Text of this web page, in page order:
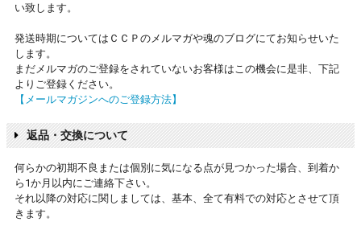
い致します。
発送時期についてはＣＣＰのメルマガや魂のブログにてお知らせいた
します。
まだメルマガのご登録をされていないお客様はこの機会に是非、下記
よりご登録ください。
【メールマガジンへのご登録方法】
返品・交換について
何らかの初期不良または個別に気になる点が見つかった場合、到着か
ら1か月以内にご連絡下さい。
それ以降の対応に関しましては、基本、全て有料での対応とさせて頂
きます。